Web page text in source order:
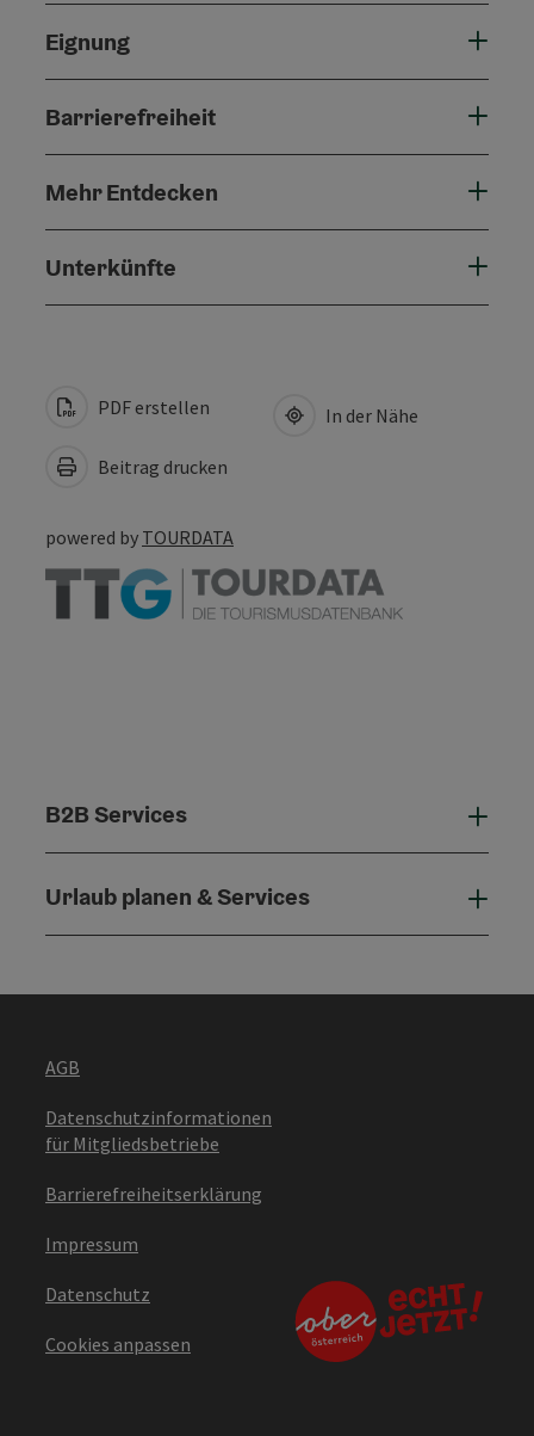
Eignung
Barrierefreiheit
Mehr Entdecken
Unterkünfte
PDF erstellen
Beitrag drucken
In der Nähe
powered by TOURDATA
B2B Services
Urlaub planen & Services
AGB
Datenschutzinformationen
für Mitgliedsbetriebe
Barrierefreiheitserklärung
Impressum
Datenschutz
Cookies anpassen